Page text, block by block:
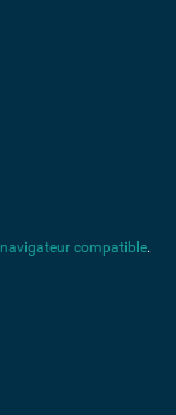
navigateur compatible.